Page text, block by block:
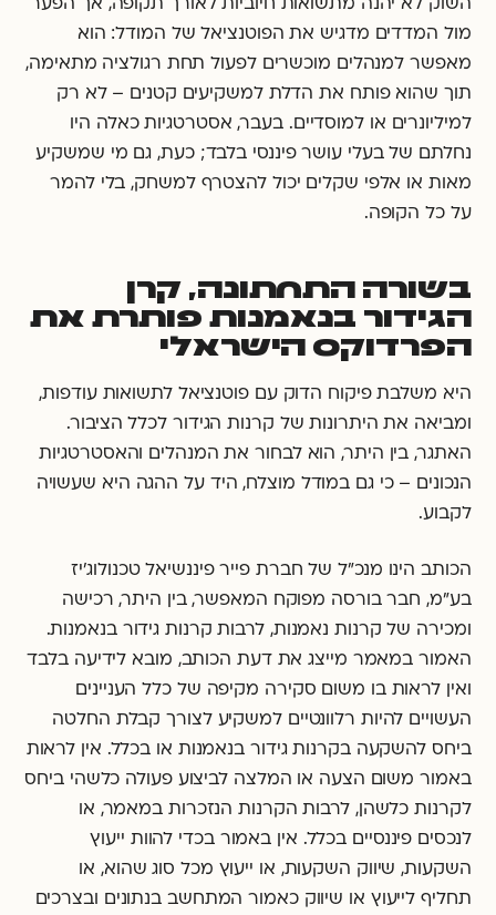
השוק לא יהנה מתשואות חיוביות לאורך תקופה, אך הפער
מול המדדים מדגיש את הפוטנציאל של המודל: הוא
מאפשר למנהלים מוכשרים לפעול תחת רגולציה מתאימה,
תוך שהוא פותח את הדלת למשקיעים קטנים – לא רק
למיליונרים או למוסדיים. בעבר, אסטרטגיות כאלה היו
נחלתם של בעלי עושר פיננסי בלבד; כעת, גם מי שמשקיע
מאות או אלפי שקלים יכול להצטרף למשחק, בלי להמר
על כל הקופה.
בשורה התחתונה, קרן
הגידור בנאמנות פותרת את
הפרדוקס הישראלי
היא משלבת פיקוח הדוק עם פוטנציאל לתשואות עודפות,
ומביאה את היתרונות של קרנות הגידור לכלל הציבור.
האתגר, בין היתר, הוא לבחור את המנהלים והאסטרטגיות
הנכונים – כי גם במודל מוצלח, היד על ההגה היא שעשויה
לקבוע.
הכותב הינו מנכ"ל של חברת פייר פיננשיאל טכנולוג'יז
בע"מ, חבר בורסה מפוקח המאפשר, בין היתר, רכישה
ומכירה של קרנות נאמנות, לרבות קרנות גידור בנאמנות.
האמור במאמר מייצג את דעת הכותב, מובא לידיעה בלבד
ואין לראות בו משום סקירה מקיפה של כלל העניינים
העשויים להיות רלוונטיים למשקיע לצורך קבלת החלטה
ביחס להשקעה בקרנות גידור בנאמנות או בכלל. אין לראות
באמור משום הצעה או המלצה לביצוע פעולה כלשהי ביחס
לקרנות כלשהן, לרבות הקרנות הנזכרות במאמר, או
לנכסים פיננסיים בכלל. אין באמור בכדי להוות ייעוץ
השקעות, שיווק השקעות, או ייעוץ מכל סוג שהוא, או
תחליף לייעוץ או שיווק כאמור המתחשב בנתונים ובצרכים